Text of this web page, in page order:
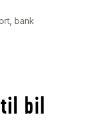
bank
til bil